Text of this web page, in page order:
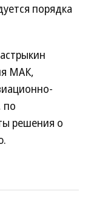
порядка
МАК,
по
решения о